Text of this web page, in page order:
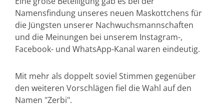
Namensfindung unseres neuen Maskottchens für
die Jüngsten unserer Nachwuchsmannschaften
und die Meinungen bei unserem Instagram-,
Facebook- und WhatsApp-Kanal waren eindeutig.
Mit mehr als doppelt soviel Stimmen gegenüber
den weiteren Vorschlägen fiel die Wahl auf den
Namen "Zerbi".